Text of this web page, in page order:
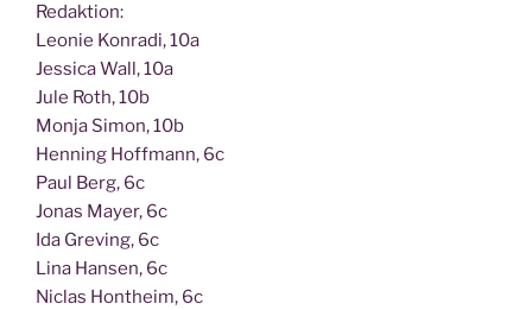
Redak­ti­on:
Leo­nie Kon­ra­di, 10a
Jes­si­ca Wall, 10a
Jule Roth, 10b
Mon­ja Simon, 10b
Hen­ning Hoff­mann, 6c
Paul Berg, 6c
Jonas May­er, 6c
Ida Gre­ving, 6c
Lina Han­sen, 6c
Nic­las Hont­heim, 6c